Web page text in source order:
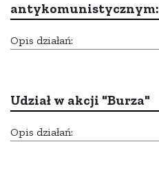
antykomunistycznym:
Opis działań:
Udział w akcji "Burza"
Opis działań: